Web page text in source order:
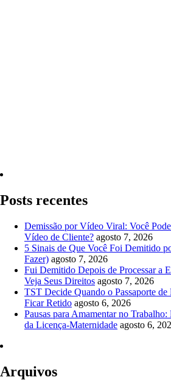
Posts recentes
Demissão por Vídeo Viral: Você
Vídeo de Cliente? agosto 7, 2026
5 Sinais de Que Você Foi Demitido
Fazer) agosto 7, 2026
Fui Demitido Depois de Processar a
Veja Seus Direitos agosto 7, 2026
TST Decide Quando o Passaporte
Ficar Retido agosto 6, 2026
Pausas para Amamentar no
da Licença-Maternidade agosto 6,
Arquivos